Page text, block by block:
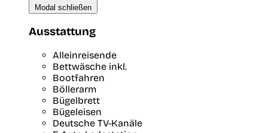
Modal schließen
Ausstattung
Alleinreisende
Bettwäsche inkl.
Bootfahren
Böllerarm
Bügelbrett
Bügeleisen
Deutsche TV-Kanäle